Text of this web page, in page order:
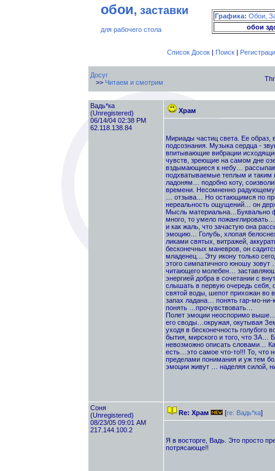
обои, заставки
для рабочего стола
Графика: Обои,
обои
Список Досок| Поиск|
Досуг
>> Читаем и смотрим
Вадь*ка
(Unregistered)
06/14/04 02:38 PM
62.118.138.84
Храм
Мириады частиц света. Ее образ,
подсознания. Музыка сердца -
впитывающие вибрации
чувств, зреющие на самом дне
вздымающиеся к небу…
подхватываемые теплым и
ладоням… подобно коту,
времени. Несомненно
… отзыва… Но остающимся по
нереальность ощущений… он
Мысль материальна…Буквально
много, то умело
и как жаль, что зачастую она
эмоцию… Голубь, хлопая
ликами святых, витражей,
бесконечных маневров, он
младенец… Эту икону только
этого симпатичного юношу
читающего молебен…
энергией добра в сочетании с
слышать в первую очередь себя,
святой воды, шепот прихожан
запах ладана… понять гар-мо-
понять …прочувствовать…
Полет эмоции неоспоримо выше…
его своды…окружая, окутывая
уходя в бесконечность голубого
бытия, мирского и того, что ЗА…
невозможно описать словами…
есть…это самое что-то!!! То, что
пределами понимания и уж тем
эмоции живут … наделяя силой,
Cоня
(Unregistered)
08/23/05 09:01 AM
217.144.100.2
Re: Храм [re: Вадь*ка]
Я в восторге, Вадь. Это просто
потрясающе!!